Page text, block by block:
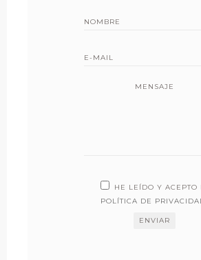
MENSAJE
HE LEÍDO Y ACEPTO
POLÍTICA DE